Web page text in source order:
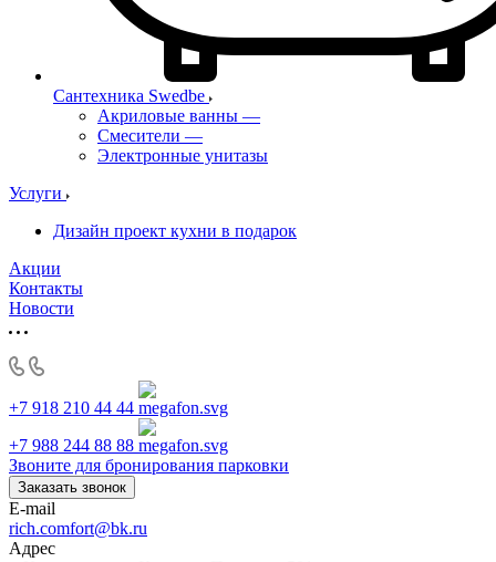
Сантехника Swedbe
Акриловые ванны —
Смесители —
Электронные унитазы
Услуги
Дизайн проект кухни в подарок
Акции
Контакты
Новости
+7 918 210 44 44
+7 988 244 88 88
Звоните для бронирования парковки
Заказать звонок
E-mail
rich.comfort@bk.ru
Адрес